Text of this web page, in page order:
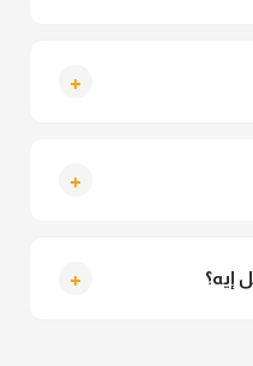
+
+
إيه؟ +